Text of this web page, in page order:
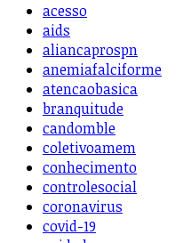
acesso
aids
aliancaprospn
anemiafalciforme
atencaobasica
branquitude
candomble
coletivoamem
conhecimento
controlesocial
coronavirus
covid-19